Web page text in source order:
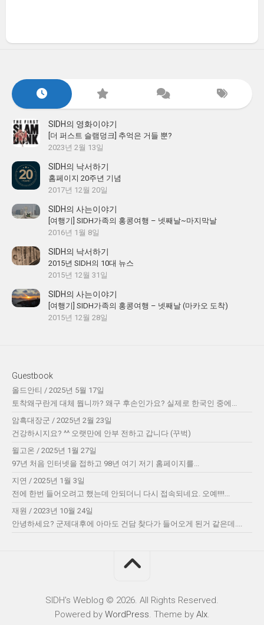
SIDH의 영화이야기
[더 퍼스트 슬램덩크] 추억은 거들 뿐?
2023년 2월 13일
SIDH의 낙서하기
홈페이지 20주년 기념
2017년 12월 20일
SIDH의 사는이야기
[여행기] SIDH가족의 홍콩여행 – 넷째날~마지막날
2016년 1월 8일
SIDH의 낙서하기
2015년 SIDH의 10대 뉴스
2015년 12월 31일
SIDH의 사는이야기
[여행기] SIDH가족의 홍콩여행 – 넷째날 (마카오 도착)
2015년 12월 28일
Guestbook
올드안티 / 2025년 5월 17일
토착왜구란게 대체 뭡니까? 왜구 후손인가요? 실제로 한국인 중에...
암흑대장군 / 2025년 2월 23일
건강하시지요? ^^ 오랫만에 안부 전하고 갑니다 (꾸벅)
윌고온 / 2025년 1월 27일
97년 처음 인터넷을 접하고 98년 여기 저기 홈페이지를...
지연 / 2025년 1월 3일
전에 한번 들어오려고 했는데 안되더니 다시 접속되네요. 오예!!!!...
재원 / 2023년 10월 24일
안녕하세요? 군제대후에 아마도 건담 찾다가 들어오게 된거 같은데....
SIDH′s Weblog © 2026. All Rights Reserved.
Powered by WordPress. Theme by Alx.